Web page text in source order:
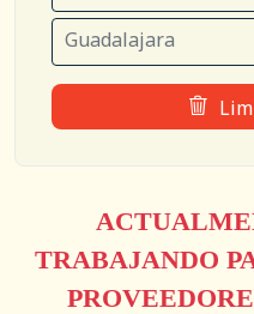
Guadalajara
TRABAJANDO